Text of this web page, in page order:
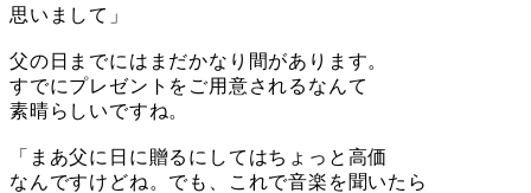
思いまして」
父の日までにはまだかなり間があります。
すでにプレゼントをご用意されるなんて
素晴らしいですね。
「まあ父に日に贈るにしてはちょっと高価
なんですけどね。でも、これで音楽を聞いたら